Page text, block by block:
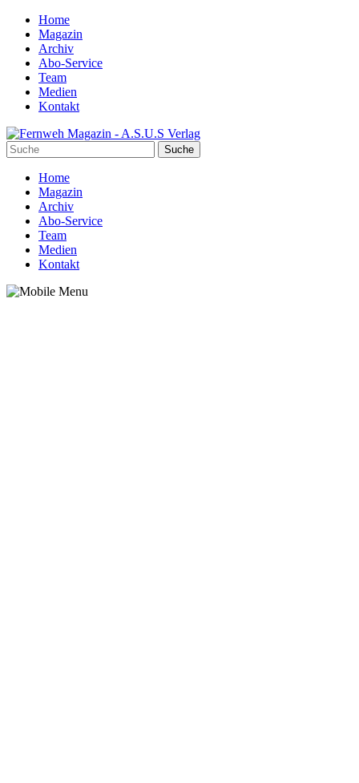
Home
Magazin
Archiv
Abo-Service
Team
Medien
Kontakt
Home
Magazin
Archiv
Abo-Service
Team
Medien
Kontakt